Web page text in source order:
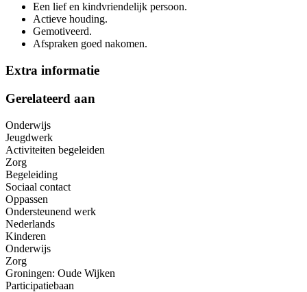
Een lief en kindvriendelijk persoon.
Actieve houding.
Gemotiveerd.
Afspraken goed nakomen.
Extra informatie
Gerelateerd aan
Onderwijs
Jeugdwerk
Activiteiten begeleiden
Zorg
Begeleiding
Sociaal contact
Oppassen
Ondersteunend werk
Nederlands
Kinderen
Onderwijs
Zorg
Groningen: Oude Wijken
Participatiebaan